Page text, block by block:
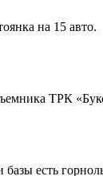
на 15 авто.
ТРК
базы есть